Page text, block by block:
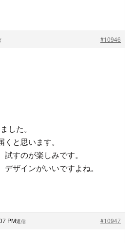
#10946
した。
と思います。
すのが楽しみです。
ザインがいいですよね。
PM #10947
返信